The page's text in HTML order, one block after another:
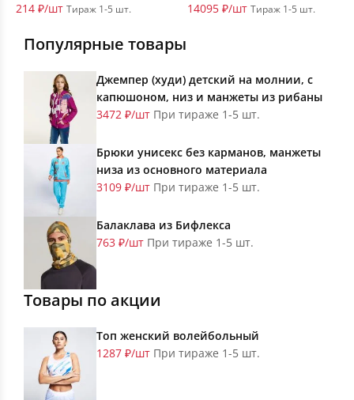
214 ₽/шт Тираж 1-5 шт.
14095 ₽/шт Тираж 1-5 шт.
Популярные товары
Джемпер (худи) детский на молнии, с
капюшоном, низ и манжеты из рибаны
3472 ₽/шт При тираже 1-5 шт.
Брюки унисекс без карманов, манжеты
низа из основного материала
3109 ₽/шт При тираже 1-5 шт.
Балаклава из Бифлекса
763 ₽/шт При тираже 1-5 шт.
Товары по акции
Топ женский волейбольный
1287 ₽/шт При тираже 1-5 шт.